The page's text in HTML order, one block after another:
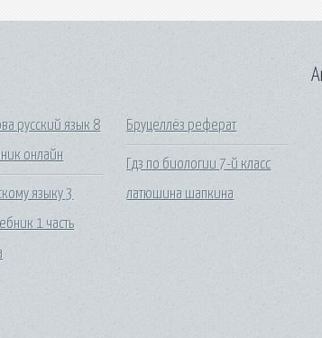
русский язык 8
онлайн
языку 3
1 часть
Бруцеллёз реферат
Гдз по биологии 7-й класс
латюшина шапкина